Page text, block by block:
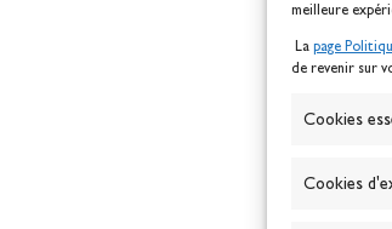
meilleure
La page
de revenir sur
Cookies
Cookies